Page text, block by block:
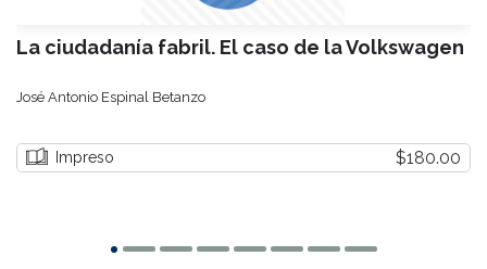
La ciudadanía fabril. El caso de la Volkswagen
José Antonio Espinal Betanzo
Impreso $180.00